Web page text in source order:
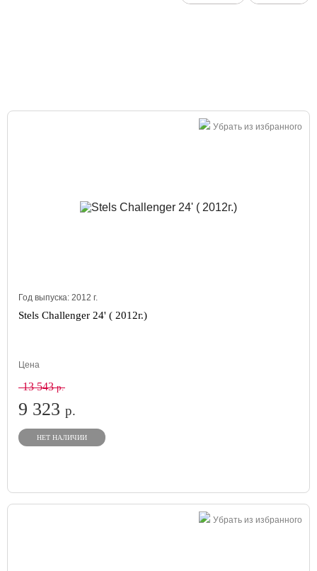
Убрать из избранного
Год выпуска: 2012 г.
Stels Challenger 24' ( 2012г.)
Цена
13 543р.
9 323 р.
НЕТ НАЛИЧИИ
Убрать из избранного